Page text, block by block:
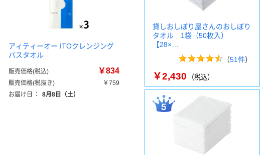
アィティーオー ITOクレンジング
バスタオル
販売価格(税込) ￥834
販売価格(税抜き)
￥759
お届け日
： 8月8日（土）
貸しおしぼり屋さんのおしぼり
タオル 1袋（50枚入）
【28×…
（51件）
￥2,430 （税込）